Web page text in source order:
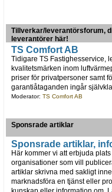
Tillverkar/leverantörsforum,
leverantörer här!
TS Comfort AB
Tidigare TS Fastighesservice,
kvalitetsmärken inom
priser för privatpersoner samt
garantiåtaganden ingår
Moderator: TS Comfort AB
Sponsrade artiklar
Sponsrade artiklar,
Här kommer vi att erbjuda
organisationer som vill
artiklar skrivna med sakligt
marknadsföra en tjänst eller